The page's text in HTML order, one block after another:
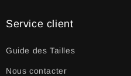
Service client
Guide des Tailles
Nous contacter